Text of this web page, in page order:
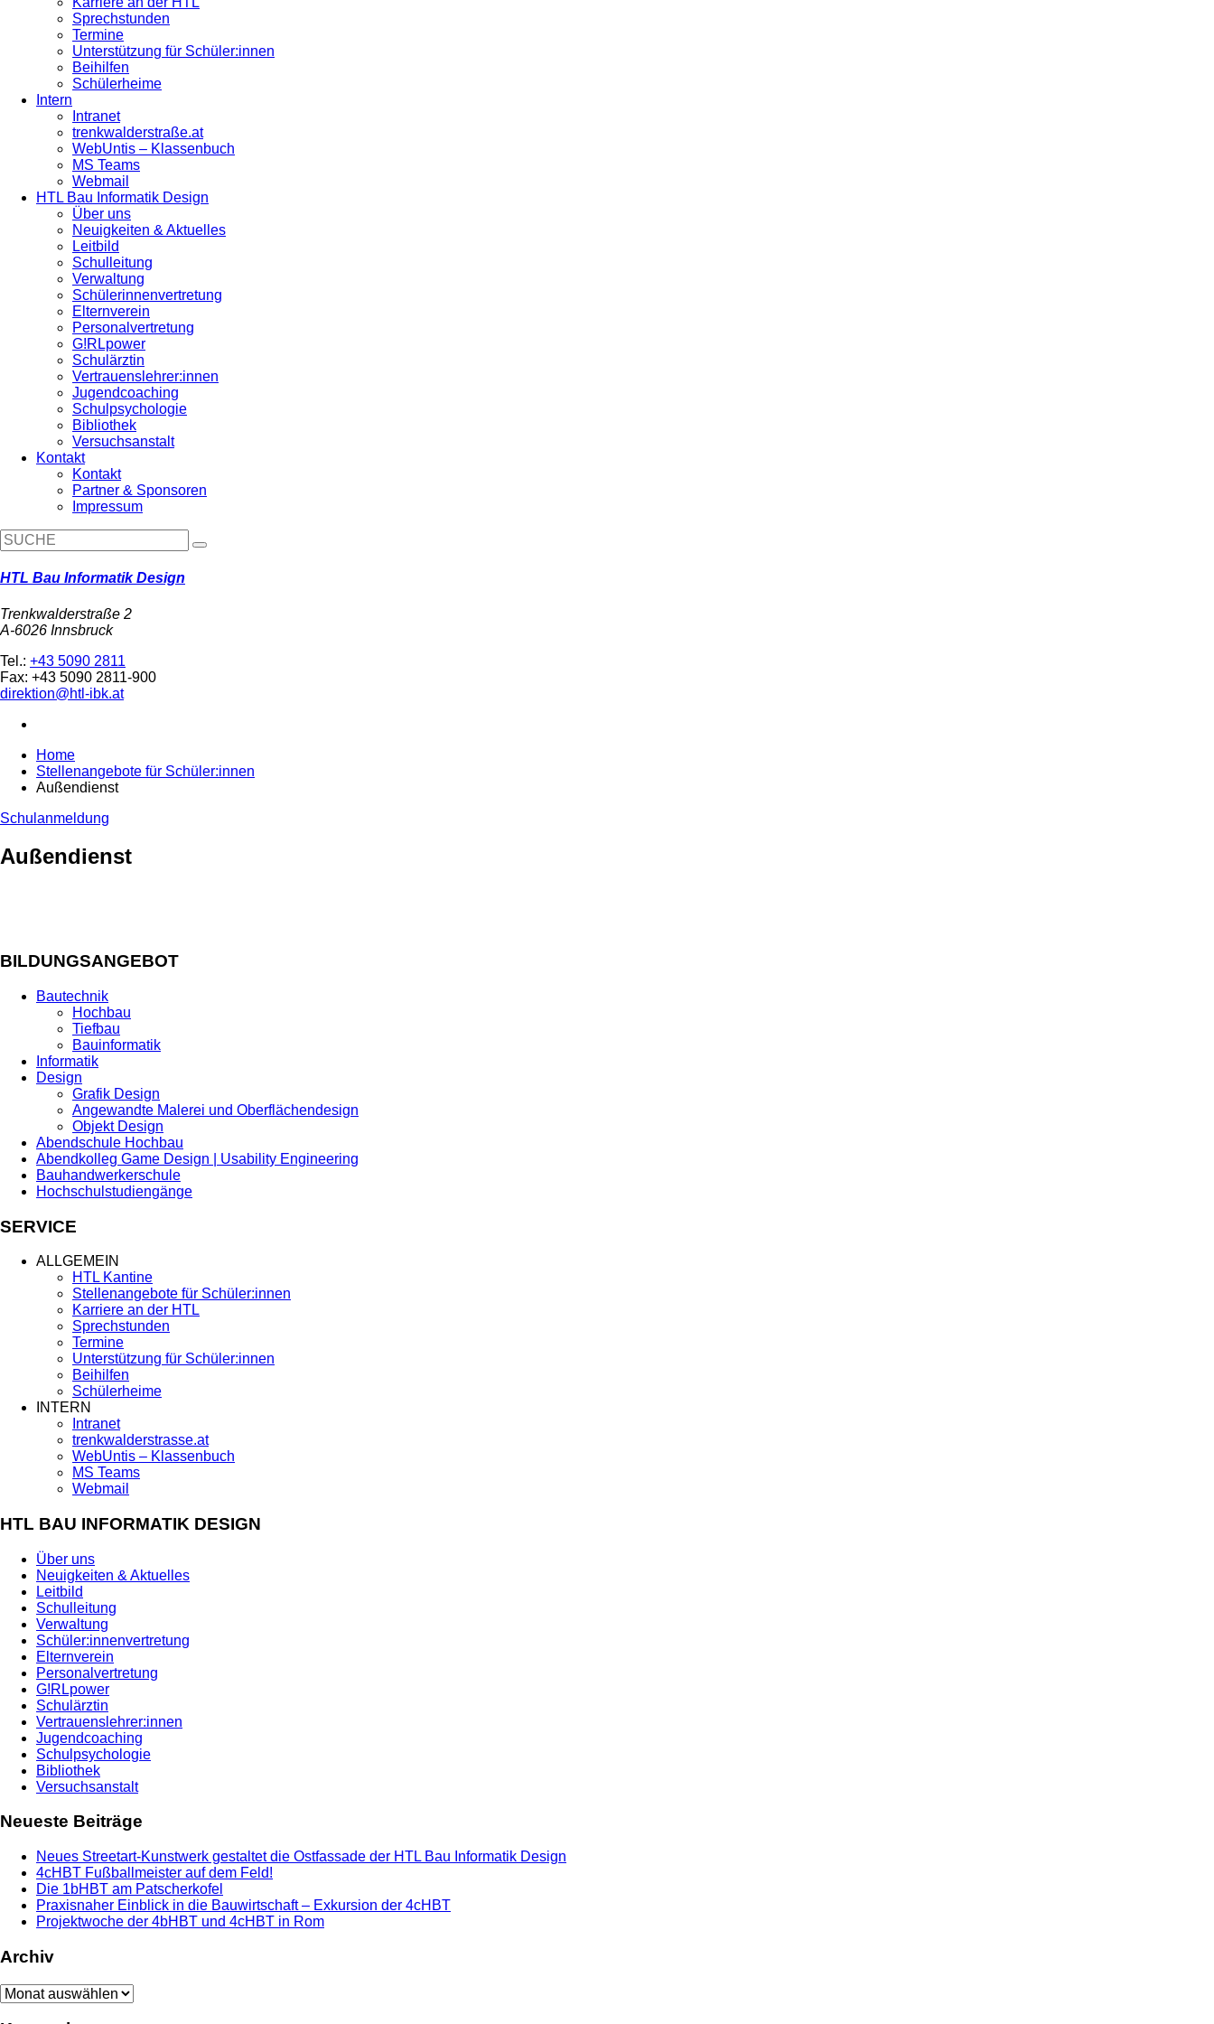
Sprechstunden
Termine
Unterstützung für Schüler:innen
Beihilfen
Schülerheime
Intern
Intranet
trenkwalderstraße.at
WebUntis – Klassenbuch
MS Teams
Webmail
HTL Bau Informatik Design
Über uns
Neuigkeiten & Aktuelles
Leitbild
Schulleitung
Verwaltung
Schülerinnenvertretung
Elternverein
Personalvertretung
G!RLpower
Schulärztin
Vertrauenslehrer:innen
Jugendcoaching
Schulpsychologie
Bibliothek
Versuchsanstalt
Kontakt
Kontakt
Partner & Sponsoren
Impressum
HTL Bau Informatik Design
Trenkwalderstraße 2
A-6026 Innsbruck
Tel.: +43 5090 2811
Fax: +43 5090 2811-900
direktion@htl-ibk.at
Home
Stellenangebote für Schüler:innen
Außendienst
Schulanmeldung
Außendienst
BILDUNGSANGEBOT
Bautechnik
Hochbau
Tiefbau
Bauinformatik
Informatik
Design
Grafik Design
Angewandte Malerei und Oberflächendesign
Objekt Design
Abendschule Hochbau
Abendkolleg Game Design | Usability Engineering
Bauhandwerkerschule
Hochschulstudiengänge
SERVICE
ALLGEMEIN
HTL Kantine
Stellenangebote für Schüler:innen
Karriere an der HTL
Sprechstunden
Termine
Unterstützung für Schüler:innen
Beihilfen
Schülerheime
INTERN
Intranet
trenkwalderstrasse.at
WebUntis – Klassenbuch
MS Teams
Webmail
HTL BAU INFORMATIK DESIGN
Über uns
Neuigkeiten & Aktuelles
Leitbild
Schulleitung
Verwaltung
Schüler:innenvertretung
Elternverein
Personalvertretung
G!RLpower
Schulärztin
Vertrauenslehrer:innen
Jugendcoaching
Schulpsychologie
Bibliothek
Versuchsanstalt
Neueste Beiträge
Neues Streetart-Kunstwerk gestaltet die Ostfassade der HTL Bau Informatik Design
4cHBT Fußballmeister auf dem Feld!
Die 1bHBT am Patscherkofel
Praxisnaher Einblick in die Bauwirtschaft – Exkursion der 4cHBT
Projektwoche der 4bHBT und 4cHBT in Rom
Archiv
Archiv